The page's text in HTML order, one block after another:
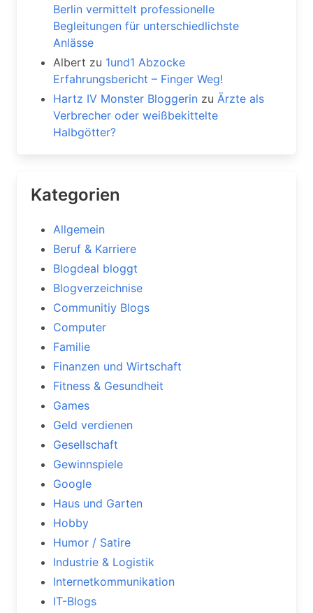
Berlin vermittelt professionelle
Begleitungen für unterschiedlichste
Anlässe
Albert zu 1und1 Abzocke
Erfahrungsbericht – Finger Weg!
Hartz IV Monster Bloggerin zu Ärzte als
Verbrecher oder weißbekittelte
Halbgötter?
Kategorien
Allgemein
Beruf & Karriere
Blogdeal bloggt
Blogverzeichnise
Communitiy Blogs
Computer
Familie
Finanzen und Wirtschaft
Fitness & Gesundheit
Games
Geld verdienen
Gesellschaft
Gewinnspiele
Google
Haus und Garten
Hobby
Humor / Satire
Industrie & Logistik
Internetkommunikation
IT-Blogs